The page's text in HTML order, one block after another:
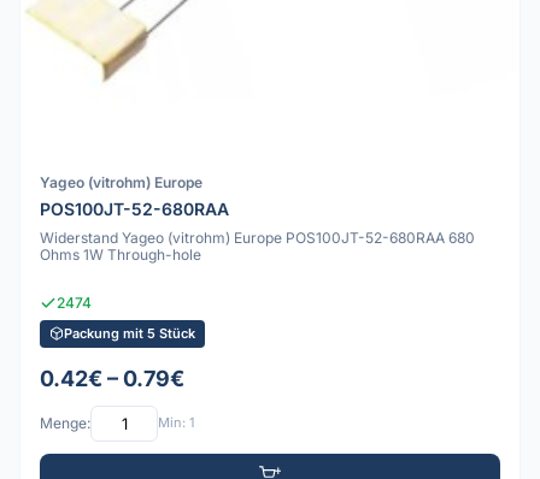
Yageo (vitrohm) Europe
POS100JT-52-680RAA
Widerstand Yageo (vitrohm) Europe POS100JT-52-680RAA 680
Ohms 1W Through-hole
2474
Packung mit 5 Stück
0.42€ – 0.79€
Menge: Min: 1